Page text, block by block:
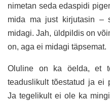
nimetan seda edaspidi
mida ma just kirjutasin –
midagi. Jah, üldpildis on
on, aga ei midagi täpsemat.
Oluline on ka öelda, et
teaduslikult tõestatud ja ei
Ja tegelikult ei ole ka